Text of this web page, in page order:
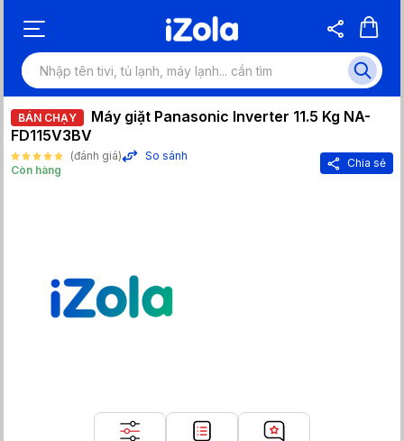
BÁN CHẠY
Máy giặt Panasonic Inverter 11.5 Kg NA-
FD115V3BV
(đánh giá)
So sánh
Còn hàng
Chia sẻ